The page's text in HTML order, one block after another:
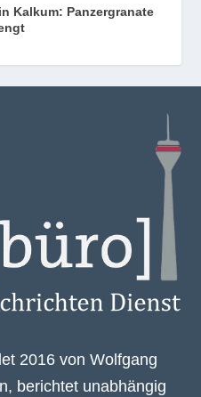
Kalkum: Panzergranate
2016 von Wolfgang
berichtet unabhängig